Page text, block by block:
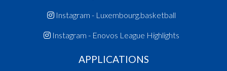
Instagram - Luxembourg.basketball
Instagram - Enovos League Highlights
APPLICATIONS